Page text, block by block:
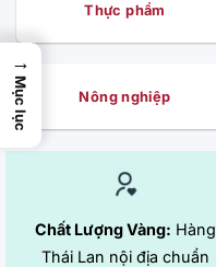
Thực phẩm
Nông nghiệp
Chất Lượng Vàng: Hàng
Thái Lan nội địa chuẩn
→
Mục lục